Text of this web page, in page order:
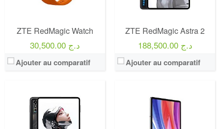
ZTE RedMagic Watch
30,500.00 د.ج
Ajouter au comparatif
ZTE RedMagic Astra 2
188,500.00 د.ج
Ajouter au comparatif